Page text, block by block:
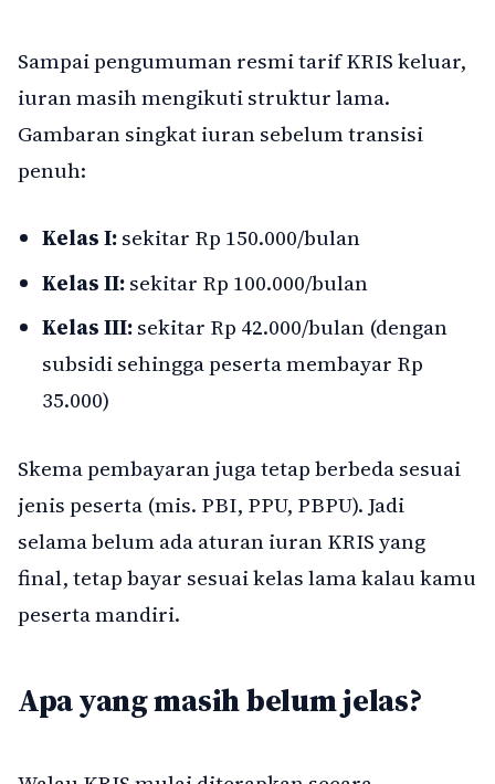
Sampai pengumuman resmi tarif KRIS keluar,
iuran masih mengikuti struktur lama.
Gambaran singkat iuran sebelum transisi
penuh:
Kelas I:sekitar Rp 150.000/bulan
Kelas II:sekitar Rp 100.000/bulan
Kelas III:sekitar Rp 42.000/bulan (dengan
subsidi sehingga peserta membayar Rp
35.000)
Skema pembayaran juga tetap berbeda sesuai
jenis peserta (mis. PBI, PPU, PBPU). Jadi
selama belum ada aturan iuran KRIS yang
final, tetap bayar sesuai kelas lama kalau kamu
peserta mandiri.
Apa yang masih belum jelas?